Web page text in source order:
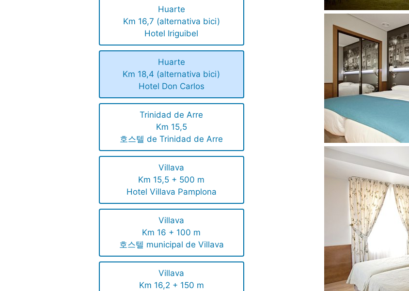
Huarte
Km 16,7 (alternativa bici)
Hotel Iriguibel
Huarte
Km 18,4 (alternativa bici)
Hotel Don Carlos
Trinidad de Arre
Km 15,5
호스텔 de Trinidad de Arre
Villava
Km 15,5 + 500 m
Hotel Villava Pamplona
Villava
Km 16 + 100 m
호스텔 municipal de Villava
Villava
Km 16,2 + 150 m